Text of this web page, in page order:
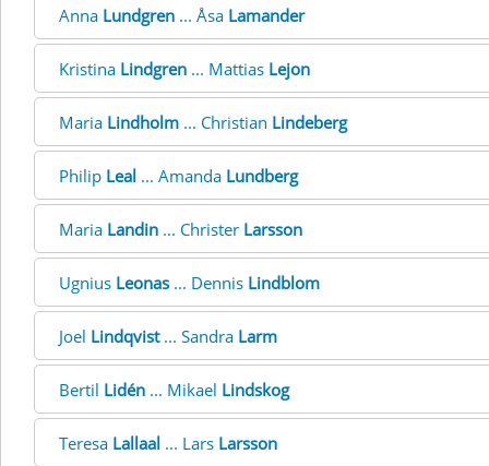
Anna Lundgren ... Åsa Lamander
Kristina Lindgren ... Mattias Lejon
Maria Lindholm ... Christian Lindeberg
Philip Leal ... Amanda Lundberg
Maria Landin ... Christer Larsson
Ugnius Leonas ... Dennis Lindblom
Joel Lindqvist... Sandra Larm
Bertil Lidén ... Mikael Lindskog
Teresa Lallaal ... Lars Larsson